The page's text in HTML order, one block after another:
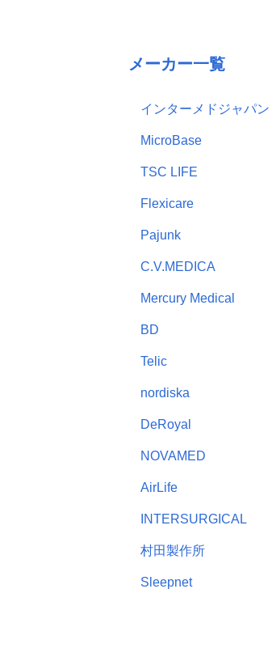
メーカー一覧
インターメドジャパン
MicroBase
TSC LIFE
Flexicare
Pajunk
C.V.MEDICA
Mercury Medical
BD
Telic
nordiska
DeRoyal
NOVAMED
AirLife
INTERSURGICAL
村田製作所
Sleepnet